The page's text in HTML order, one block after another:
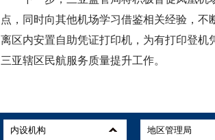
点，同时向其他机场学习借鉴相关经验，
离区内安置自助凭证打印机，为有打印登
三亚辖区民航服务质量提升工作。